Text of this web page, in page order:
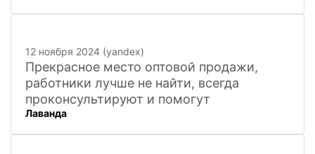
12 ноября 2024 (yandex)
Прекрасное место оптовой продажи,
работники лучше не найти, всегда
проконсультируют и помогут
Лаванда